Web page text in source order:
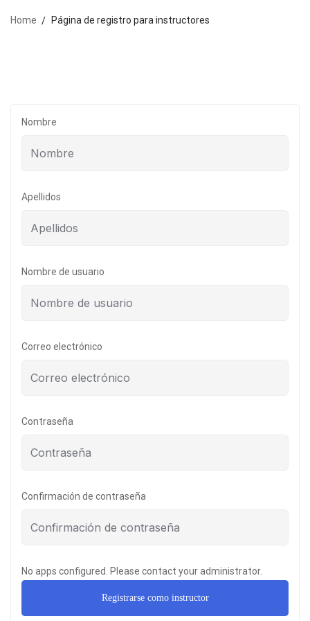
Home Página de registro para instructores
Nombre
Apellidos
Nombre de usuario
Correo electrónico
Contraseña
Confirmación de contraseña
No apps configured. Please contact your administrator.
Registrarse como instructor